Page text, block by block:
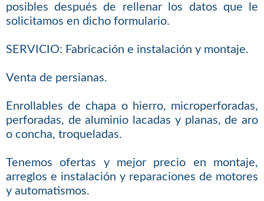
posibles después de rellenar los datos que le
solicitamos en dicho formulario.
SERVICIO: Fabricación e instalación y montaje.
Venta de persianas.
Enrollables de chapa o hierro, microperforadas,
perforadas, de aluminio lacadas y planas, de aro
o concha, troqueladas.
Tenemos ofertas y mejor precio en montaje,
arreglos e instalación y reparaciones de motores
y automatismos.